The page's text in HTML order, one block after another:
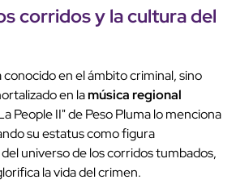
corridos y la cultura del
conocido en el ámbito criminal, sino
en lamúsica regional
People II" de Peso Pluma lo menciona
su estatus como figura
universo de los corridos tumbados,
la vida del crimen.